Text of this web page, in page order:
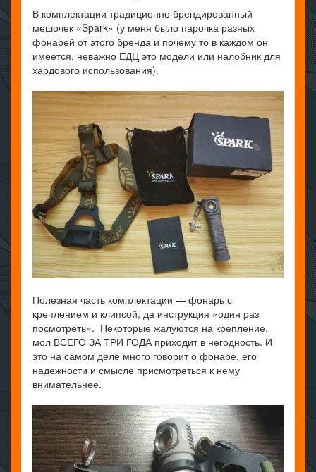
В комплектации традиционно брендированный
мешочек «Spark» (у меня было парочка разных
фонарей от этого бренда и почему то в каждом он
имеется, неважно ЕДЦ это модели или налобник для
хардового использования).
Полезная часть комплектации — фонарь с
креплением и клипсой, да инструкция «один раз
посмотреть». Некоторые жалуются на крепление,
мол ВСЕГО ЗА ТРИ ГОДА приходит в негодность. И
это на самом деле много говорит о фонаре, его
надежности и смысле присмотреться к нему
внимательнее.